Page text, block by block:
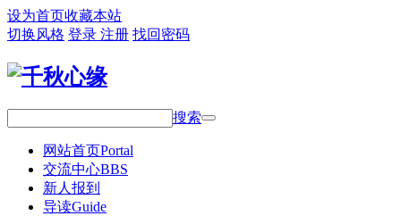
设为首页收藏本站
切换风格 登录 注册 找回密码
搜索
网站首页Portal
交流中心BBS
新人报到
导读Guide